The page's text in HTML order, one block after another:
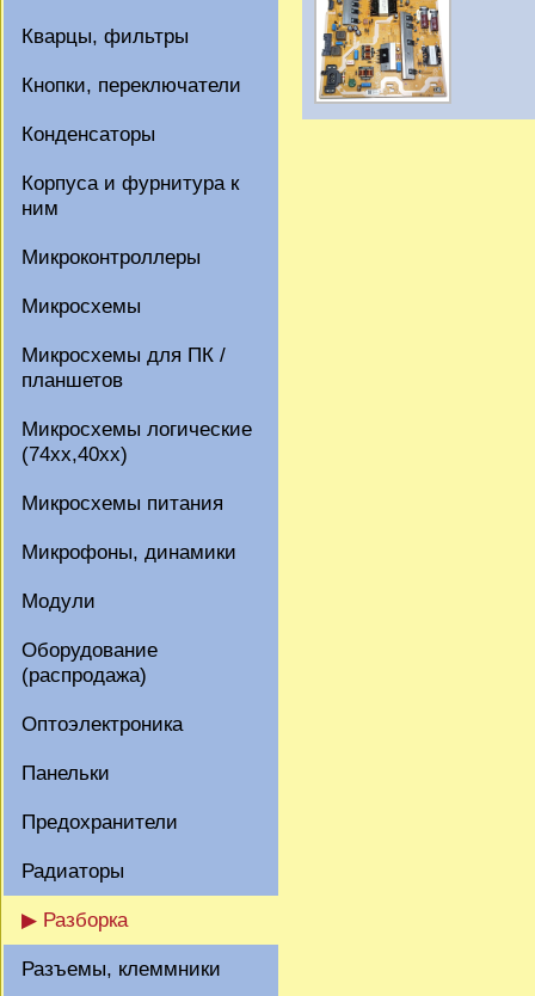
Кварцы, фильтры
Кнопки, переключатели
Конденсаторы
Корпуса и фурнитура к
ним
Микроконтроллеры
Микросхемы
Микросхемы для ПК /
планшетов
Микросхемы логические
(74xx,40xx)
Микросхемы питания
Микрофоны, динамики
Модули
Оборудование
(распродажа)
Оптоэлектроника
Панельки
Предохранители
Радиаторы
▶ Разборка
Разъемы, клеммники